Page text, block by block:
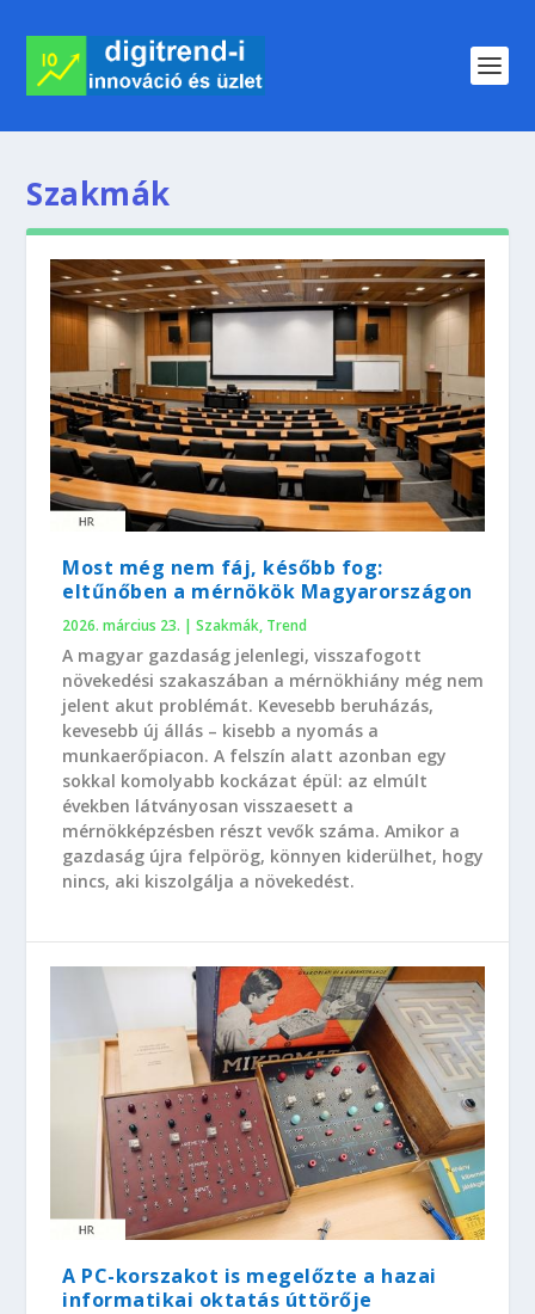
Szakmák
Most még nem fáj, később fog:
eltűnőben a mérnökök Magyarországon
2026. március 23. |Szakmák, Trend
A magyar gazdaság jelenlegi, visszafogott
növekedési szakaszában a mérnökhiány még nem
jelent akut problémát. Kevesebb beruházás,
kevesebb új állás – kisebb a nyomás a
munkaerőpiacon. A felszín alatt azonban egy
sokkal komolyabb kockázat épül: az elmúlt
években látványosan visszaesett a
mérnökképzésben részt vevők száma. Amikor a
gazdaság újra felpörög, könnyen kiderülhet, hogy
nincs, aki kiszolgálja a növekedést.
A PC-korszakot is megelőzte a hazai
informatikai oktatás úttörője